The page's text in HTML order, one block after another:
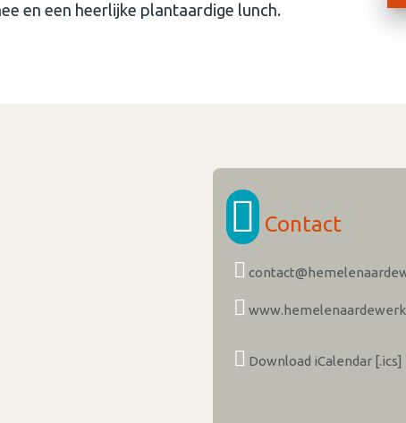
en een heerlijke plantaardige lunch.
Contact
Download iCalendar [.ics]